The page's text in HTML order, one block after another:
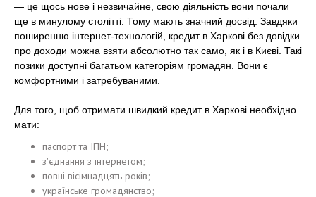
— це щось нове і незвичайне, свою діяльність вони почали
ще в минулому столітті. Тому мають значний досвід. Завдяки
поширенню інтернет-технологій, кредит в Харкові без довідки
про доходи можна взяти абсолютно так само, як і в Києві. Такі
позики доступні багатьом категоріям громадян. Вони є
комфортними і затребуваними.
Для того, щоб отримати швидкий кредит в Харкові необхідно
мати:
паспорт та ІПН;
з'єднання з інтернетом;
повні вісімнадцять років;
українське громадянство;